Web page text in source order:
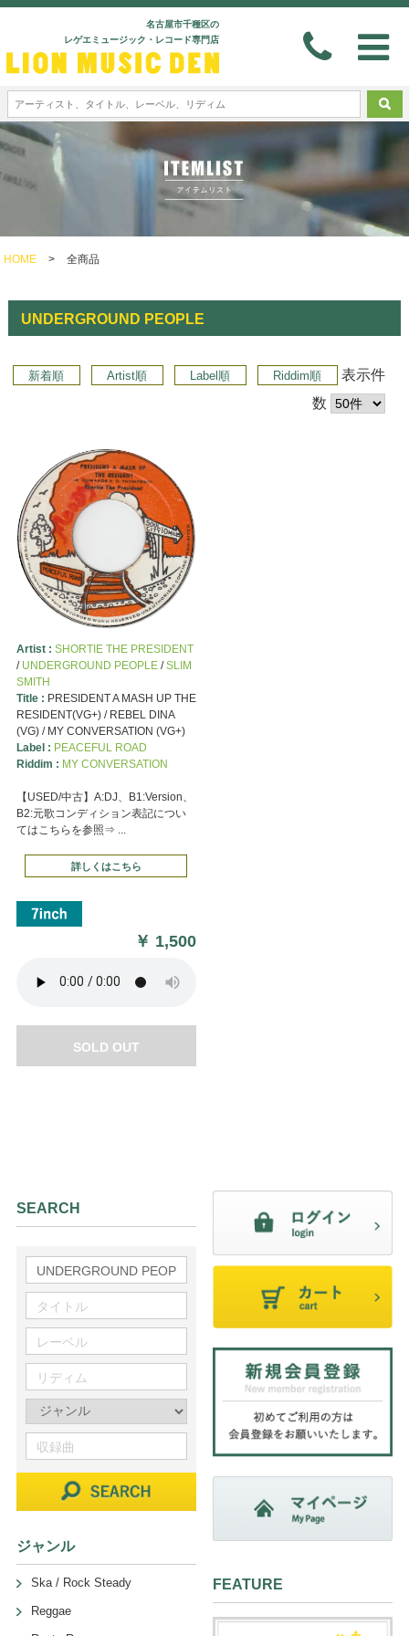
名古屋市千種区の
レゲエミュージック・レコード専門店
HOME > 全商品
UNDERGROUND PEOPLE
新着順 Artist順 Label順 Riddim順
表示件
数
Artist : SHORTIE THE PRESIDENT
/ UNDERGROUND PEOPLE/SLIM
SMITH
Title : PRESIDENT A MASH UP THE
RESIDENT(VG+) / REBEL DINA
(VG) / MY CONVERSATION (VG+)
Label : PEACEFUL ROAD
Riddim : MY CONVERSATION
【USED/中古】A:DJ、B1:Version、
B2:元歌コンディション表記につい
てはこちらを参照⇒ ...
詳しくはこちら
￥ 1,500
SOLD OUT
SEARCH
ジャンル
Ska / Rock Steady
Reggae
FEATURE